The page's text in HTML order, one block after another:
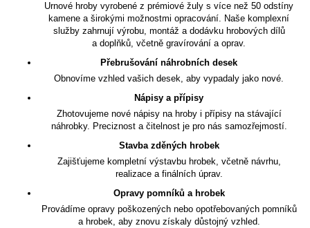
Urnové hroby vyrobené z prémiové žuly s více než 50 odstíny
kamene a širokými možnostmi opracování. Naše komplexní
služby zahrnují výrobu, montáž a dodávku hrobových dílů
a doplňků, včetně gravírování a oprav.
Přebrušování náhrobních desek
Obnovíme vzhled vašich desek, aby vypadaly jako nové.
Nápisy a přípisy
Zhotovujeme nové nápisy na hroby i přípisy na stávající
náhrobky. Preciznost a čitelnost je pro nás samozřejmostí.
Stavba zděných hrobek
Zajišťujeme kompletní výstavbu hrobek, včetně návrhu,
realizace a finálních úprav.
Opravy pomníků a hrobek
Provádíme opravy poškozených nebo opotřebovaných pomníků
a hrobek, aby znovu získaly důstojný vzhled.